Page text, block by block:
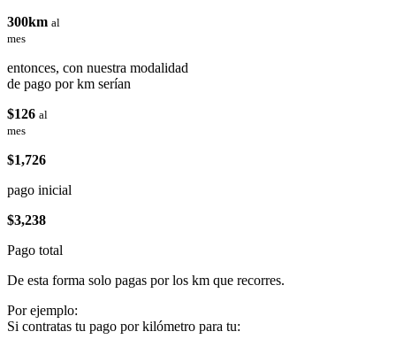
300km al
mes
entonces, con nuestra modalidad
de pago por km serían
$126 al
mes
$1,726
pago inicial
$3,238
Pago total
De esta forma solo pagas por los km que recorres.
Por ejemplo:
Si contratas tu pago por kilómetro para tu: